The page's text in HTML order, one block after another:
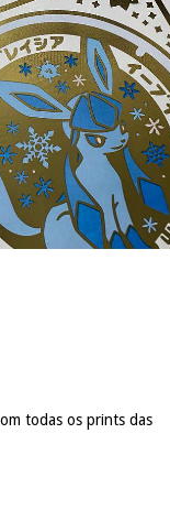
todas os prints das